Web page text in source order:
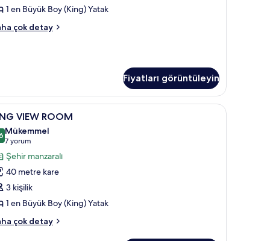
1 en Büyük Boy (King) Yatak
çok detay
Fiyatları görüntüleyin
Kaliteli yatak takımı, kuştüyü yorgan,
9 VIEW ROOM
/ 10
Mükemmel
7 yorum
(7
yorum)
Şehir manzaralı
40 metre kare
3 kişilik
1 en Büyük Boy (King) Yatak
çok detay